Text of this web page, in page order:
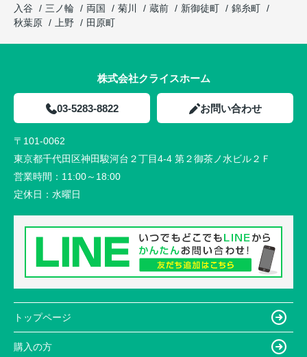
入谷
三ノ輪 両国 菊川 蔵前 新御徒町
錦糸町
秋葉原
上野 田原町
株式会社クライスホーム
03-5283-8822 お問い合わせ
〒101-0062
東京都千代田区神田駿河台２丁目4-4 第２御茶ノ水ビル２Ｆ
営業時間： 11:00～18:00
定休日： 水曜日
トップページ
購入の方